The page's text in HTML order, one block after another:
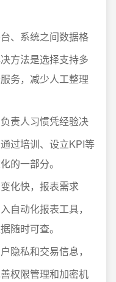
、系统之间数据格
方法是选择支持多
务，减少人工整理
责人习惯凭经验决
过培训、设立KPI等
的一部分。
化快，报表需求
自动化报表工具，
随时可查。
隐私和交易信息，
权限管理和加密机